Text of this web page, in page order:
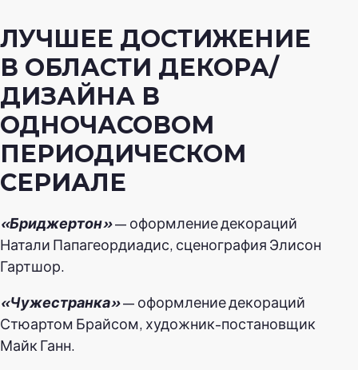
ЛУЧШЕЕ ДОСТИЖЕНИЕ
В ОБЛАСТИ ДЕКОРА/
ДИЗАЙНА В
ОДНОЧАСОВОМ
ПЕРИОДИЧЕСКОМ
СЕРИАЛЕ
«Бриджертон»— оформление декораций
Натали Папагеордиадис, сценография Элисон
Гартшор.
«Чужестранка»— оформление декораций
Стюартом Брайсом, художник-постановщик
Майк Ганн.